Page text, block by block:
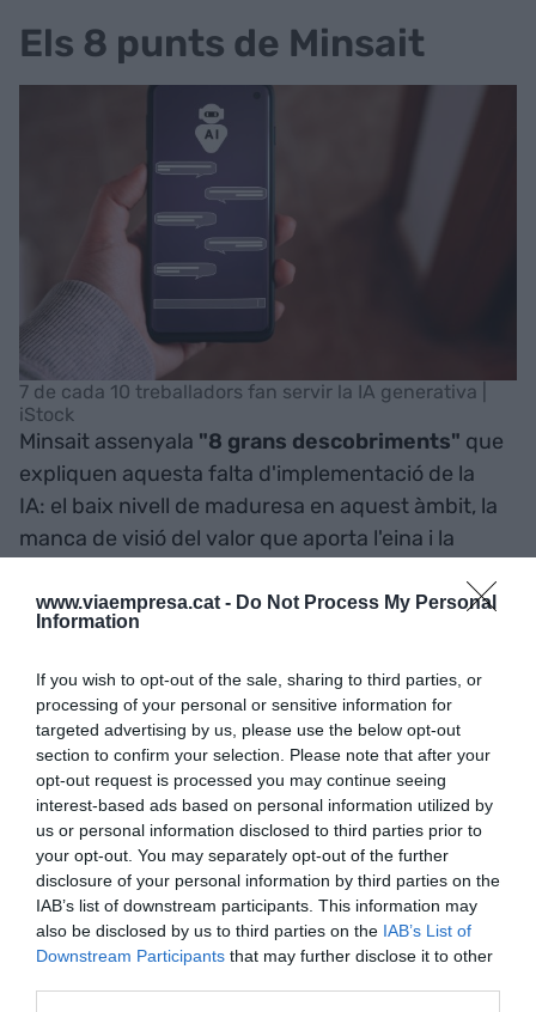
www.viaempresa.cat - Do Not Process My Personal
Information
If you wish to opt-out of the sale, sharing to third parties, or
processing of your personal or sensitive information for
targeted advertising by us, please use the below opt-out
section to confirm your selection. Please note that after your
opt-out request is processed you may continue seeing
interest-based ads based on personal information utilized by
us or personal information disclosed to third parties prior to
your opt-out. You may separately opt-out of the further
disclosure of your personal information by third parties on the
IAB’s list of downstream participants. This information may
also be disclosed by us to third parties on the IAB’s List of
Downstream Participants that may further disclose it to other
Els 8 punts de Minsait
7 de cada 10 treballadors fan servir la IA generativa |
iStock
Minsait assenyala "8 grans descobriments" que
expliquen aquesta falta d'implementació de la
IA: el baix nivell de maduresa en aquest àmbit, la
manca de visió del valor que aporta l'eina i la
de la inversió són 3 grans conclusions. "Es tracta
de projectes que s'han de fer sempre de forma
privada i afegint-hi capes de seguretat i de
gestió", remarca Gutiérrez.
L'expert coincideix amb la quarta troballa de
l'estudi de Minsait: la IA generativa és un
catalitzador i multiplicador de l'impacte de la IA
tradicional: elmachine learning, l'analítica
avançada, les automatitzacions, etc. "Cal recordar
que la IA és amb nosaltres des dels anys 50 i que
aquesta revolució recent pertany només a la IA
generativa", recorda.